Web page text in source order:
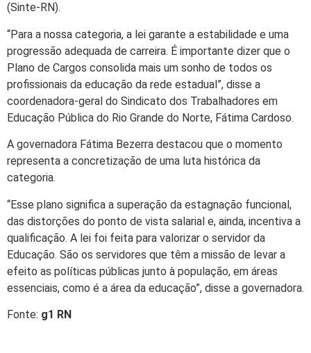
(Sinte-RN).
“Para a nossa categoria, a lei garante a estabilidade e uma
progressão adequada de carreira. É importante dizer que o
Plano de Cargos consolida mais um sonho de todos os
profissionais da educação da rede estadual”, disse a
coordenadora-geral do Sindicato dos Trabalhadores em
Educação Pública do Rio Grande do Norte, Fátima Cardoso.
A governadora Fátima Bezerra destacou que o momento
representa a concretização de uma luta histórica da
categoria.
“Esse plano significa a superação da estagnação funcional,
das distorções do ponto de vista salarial e, ainda, incentiva a
qualificação. A lei foi feita para valorizar o servidor da
Educação. São os servidores que têm a missão de levar a
efeito as políticas públicas junto à população, em áreas
essenciais, como é a área da educação”, disse a governadora.
Fonte: g1 RN